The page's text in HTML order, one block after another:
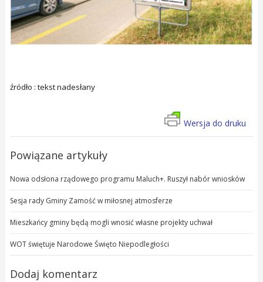
źródło : tekst nadesłany
Wersja do druku
Powiązane artykuły
Nowa odsłona rządowego programu Maluch+. Ruszył nabór wniosków
Sesja rady Gminy Zamość w miłosnej atmosferze
Mieszkańcy gminy będą mogli wnosić własne projekty uchwał
WOT świętuje Narodowe Święto Niepodległości
Dodaj komentarz